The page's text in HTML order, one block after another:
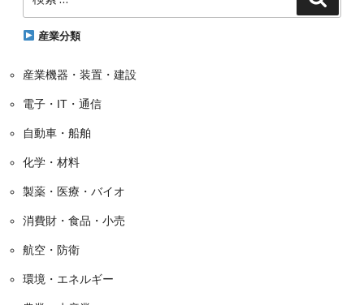
リ
索:
産業分類
産業機器・装置・建設
電子・IT・通信
自動車・船舶
化学・材料
製薬・医療・バイオ
消費財・食品・小売
航空・防衛
環境・エネルギー